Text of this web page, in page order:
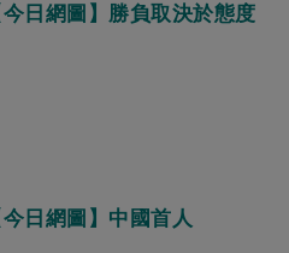
今日網圖】勝負取決於態度
今日網圖】中國首人